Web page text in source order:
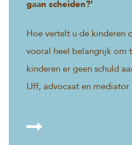
gaan scheiden?'
Hoe vertelt u de kinderen
vooral heel belangrijk om
kinderen er geen schuld
IJff, advocaat en